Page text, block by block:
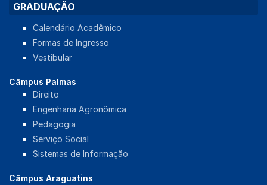
GRADUAÇÃO
Calendário Acadêmico
Formas de Ingresso
Vestibular
Câmpus Palmas
Direito
Engenharia Agronômica
Pedagogia
Serviço Social
Sistemas de Informação
Câmpus Araguatins